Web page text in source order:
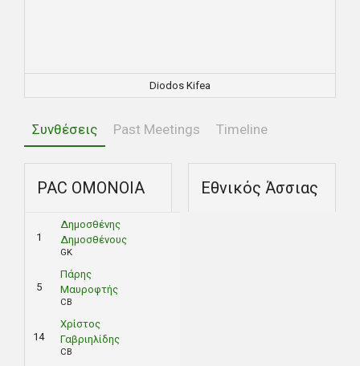
Diodos Kifea
Συνθέσεις Past Meetings Timeline
PAC ΟΜΟΝΟΙΑ
1
Δημοσθένης
Δημοσθένους
GK
5
Πάρης
Μαυροφτής
CB
14
Χρίστος
Γαβριηλίδης
CB
Εθνικός Άσσιας